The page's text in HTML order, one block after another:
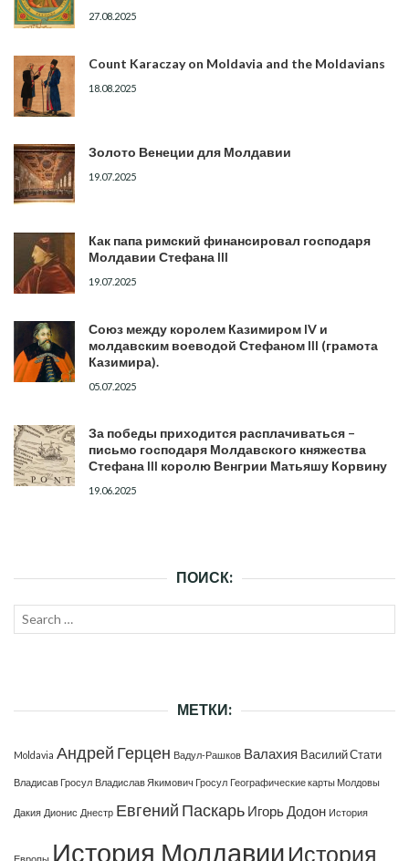
27.08.2025
Count Karaczay on Moldavia and the Moldavians
18.08.2025
Золото Венеции для Молдавии
19.07.2025
Как папа римский финансировал господаря
Молдавии Стефана III
19.07.2025
Союз между королем Казимиром IV и
молдавским воеводой Стефаном III (грамота
Казимира).
05.07.2025
За победы приходится расплачиваться –
письмо господаря Молдавского княжества
Стефана III королю Венгрии Матьяшу Корвину
19.06.2025
ПОИСК:
Search
МЕТКИ:
Moldavia Андрей Герцен Вадул-Рашков Валахия Василий Стати
Владисав Гросул Владислав Якимович Гросул Географические карты Молдовы
Дакия Дионис Днестр Евгений Паскарь Игорь Додон История
Европы История Молдавии История